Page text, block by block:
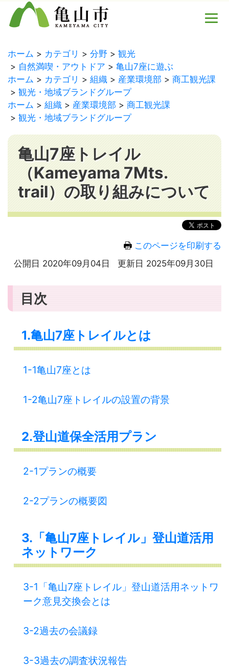
ホーム カテゴリ 分野
観光
自然満喫・アウトドア
亀山7座に遊ぶ
ホーム
カテゴリ 組織 産業環境部
商工観光課
観光・地域ブランドグループ
ホーム
組織 産業環境部
商工観光課
観光・地域ブランドグループ
亀山7座トレイル
（Kameyama 7Mts.
trail）の取り組みについて
このページを印刷する
公開日 2020年09月04日
更新日 2025年09月30日
目次
1.亀山7座トレイルとは
1-1亀山7座とは
1-2亀山7座トレイルの設置の背景
2.登山道保全活用プラン
2-1プランの概要
2-2プランの概要図
3.「亀山7座トレイル」登山道活用
ネットワーク
3-1「亀山7座トレイル」登山道活用ネットワ
ーク意見交換会とは
3-2過去の会議録
3-3過去の調査状況報告